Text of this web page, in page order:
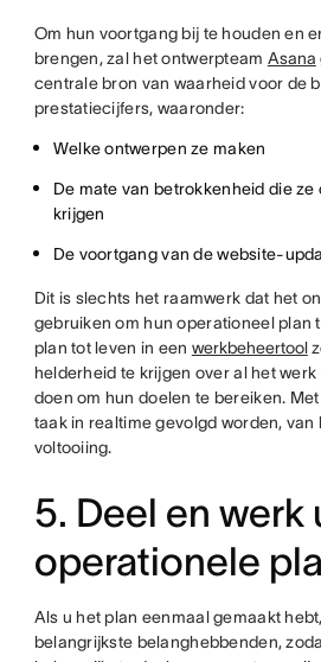
Om hun voortgang bij te houden en
brengen, zal het ontwerpteam Asana
centrale bron van waarheid voor de
prestatiecijfers, waaronder:
Welke ontwerpen ze maken
De mate van betrokkenheid die ze
krijgen
De voortgang van de website-
Dit is slechts het raamwerk dat het
gebruiken om hun operationeel plan
plan tot leven in een werkbeheertool
helderheid te krijgen over al het
doen om hun doelen te bereiken.
taak in realtime gevolgd worden, van
voltooiing.
5. Deel en werk
operationele
Als u het plan eenmaal gemaakt
belangrijkste belanghebbenden,